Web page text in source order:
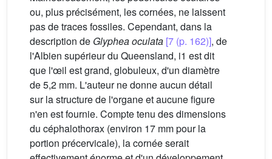
ou, plus précisément, les cornées, ne laissent
pas de traces fossiles. Cependant, dans la
description de Glyphea oculata [7 (p. 162)], de
l'Albien supérieur du Queensland, i1 est dit
que l'œil est grand, globuleux, d'un diamètre
de 5,2 mm. L'auteur ne donne aucun détail
sur la structure de l'organe et aucune figure
n'en est fournie. Compte tenu des dimensions
du céphalothorax (environ 17 mm pour la
portion précervicale), la cornée serait